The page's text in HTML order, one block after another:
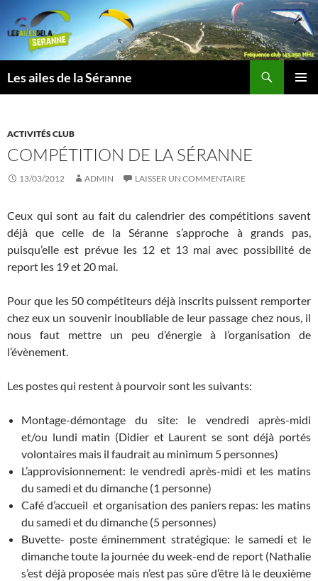
contenu
Les ailes de la Séranne
ACTIVITÉS CLUB
COMPÉTITION DE LA SÉRANNE
13/03/2012 ADMIN LAISSER UN COMMENTAIRE
Ceux qui sont au fait du calendrier des compétitions savent
déjà que celle de la Séranne s’approche à grands pas,
puisqu’elle est prévue les 12 et 13 mai avec possibilité de
report les 19 et 20 mai.
Pour que les 50 compétiteurs déjà inscrits puissent remporter
chez eux un souvenir inoubliable de leur passage chez nous, il
nous faut mettre un peu d’énergie à l’organisation de
l’évènement.
Les postes qui restent à pourvoir sont les suivants:
Montage-démontage du site: le vendredi après-midi
et/ou lundi matin (Didier et Laurent se sont déjà portés
volontaires mais il faudrait au minimum 5 personnes)
L’approvisionnement: le vendredi après-midi et les matins
du samedi et du dimanche (1 personne)
Café d’accueil et organisation des paniers repas: les matins
du samedi et du dimanche (5 personnes)
Buvette- poste éminemment stratégique: le samedi et le
dimanche toute la journée du week-end de report (Nathalie
s’est déjà proposée mais n’est pas sûre d’être là le deuxième